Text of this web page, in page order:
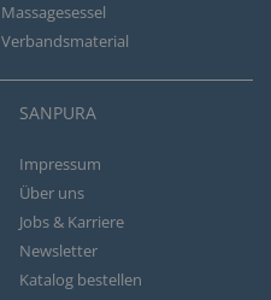
Massagesessel
Verbandsmaterial
SANPURA
Impressum
Über uns
Jobs & Karriere
Newsletter
Katalog bestellen